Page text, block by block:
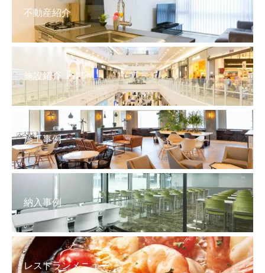
不動産紹介
施設紹介
施工事例
納入事例
レストランメニュー